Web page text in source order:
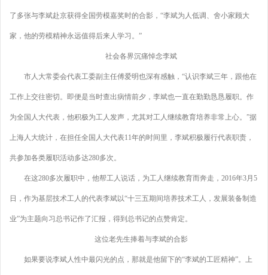
了多张与李斌赴京获得全国劳模嘉奖时的合影，“李斌为人低调、舍小家顾大
家，他的劳模精神永远值得后来人学习。”
社会各界沉痛悼念李斌
市人大常委会代表工委副主任傅爱明也深有感触，“认识李斌三年，跟他在
工作上交往密切。即便是当时查出病情前夕，李斌也一直在勤勤恳恳履职。作
为全国人大代表，他积极为工人发声，尤其对工人继续教育培养非常上心。”据
上海人大统计，在担任全国人大代表11年的时间里，李斌积极履行代表职责，
共参加各类履职活动多达280多次。
在这280多次履职中，他帮工人说话，为工人继续教育而奔走，2016年3月5
日，作为基层技术工人的代表李斌以“十三五期间培养技术工人，发展装备制造
业”为主题向习总书记作了汇报，得到总书记的点赞肯定。
这位老先生捧着与李斌的合影
如果要说李斌人性中最闪光的点，那就是他留下的“李斌的工匠精神”。上